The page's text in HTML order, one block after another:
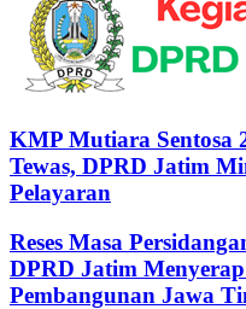
KMP Mutiara Sentosa
Tewas, DPRD Jatim
Pelayaran
Reses Masa
DPRD Jatim
Pembangunan Jawa